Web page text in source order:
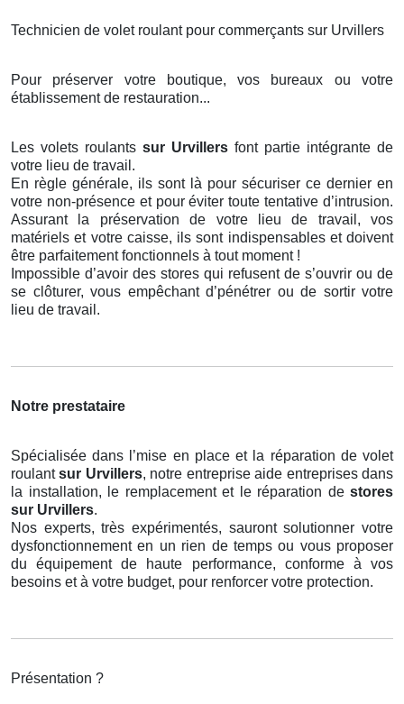
Technicien de volet roulant pour commerçants sur Urvillers
Pour préserver votre boutique, vos bureaux ou votre
établissement de restauration...
Les volets roulants sur Urvillers font partie intégrante de
votre lieu de travail.
En règle générale, ils sont là pour sécuriser ce dernier en
votre non-présence et pour éviter toute tentative d’intrusion.
Assurant la préservation de votre lieu de travail, vos
matériels et votre caisse, ils sont indispensables et doivent
être parfaitement fonctionnels à tout moment !
Impossible d’avoir des stores qui refusent de s’ouvrir ou de
se clôturer, vous empêchant d’pénétrer ou de sortir votre
lieu de travail.
Notre prestataire
Spécialisée dans l’mise en place et la réparation de volet
roulantsur Urvillers, notre entreprise aide entreprises dans
la installation, le remplacement et le réparation de stores
sur Urvillers.
Nos experts, très expérimentés, sauront solutionner votre
dysfonctionnement en un rien de temps ou vous proposer
du équipement de haute performance, conforme à vos
besoins et à votre budget, pour renforcer votre protection.
Présentation ?